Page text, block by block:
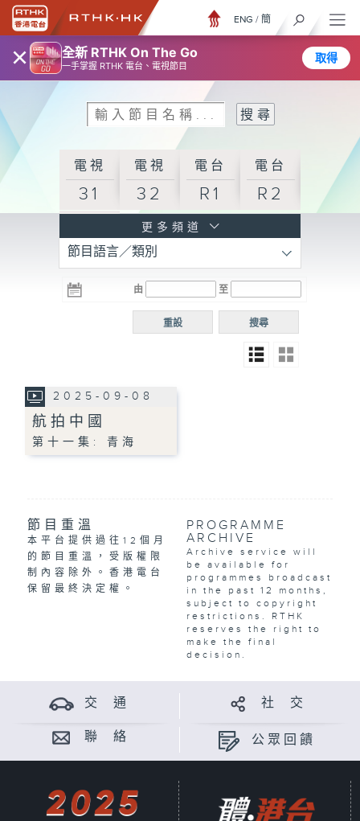
× 全新 RTHK On The Go
一手掌握 RTHK 電台、電視節目
取得
ENG / 簡
電視
31
電視
32
電台
R1
電台
R2
R3
電台 電台
R5
電台
普通
更多頻道
節目語言／類別
由 至
搜尋
重設
2025-09-08
航拍中國
第十一集: 青海
節目重溫
本平台提供過往12個月
的節目重溫，受版權限
制內容除外。香港電台
保留最終決定權。
PROGRAMME
ARCHIVE
Archive service will
be available for
programmes broadcast
in the past 12 months,
subject to copyright
restrictions. RTHK
reserves the right to
make the final
decision.
交 通 社 交
聯 絡 公眾回饋